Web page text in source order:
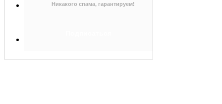
Никакого спама, гарантируем!